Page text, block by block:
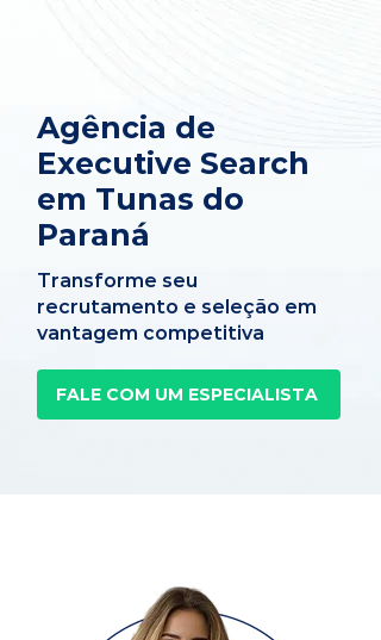
Agência de
Executive Search
em Tunas do
Paraná
Transforme seu
recrutamento e seleção em
vantagem competitiva
FALE COM UM ESPECIALISTA